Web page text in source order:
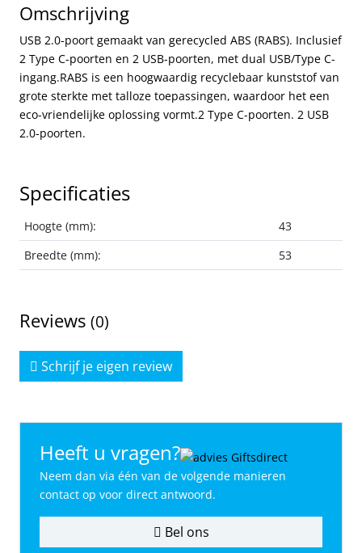
Omschrijving
USB 2.0-poort gemaakt van gerecycled ABS (RABS). Inclusief
2 Type C-poorten en 2 USB-poorten, met dual USB/Type C-
ingang.RABS is een hoogwaardig recyclebaar kunststof van
grote sterkte met talloze toepassingen, waardoor het een
eco-vriendelijke oplossing vormt.2 Type C-poorten. 2 USB
2.0-poorten.
Specificaties
Hoogte (mm):
43
Breedte (mm):
53
Reviews (0)
Schrijf je eigen review
Heeft u vragen?
Neem dan via één van de volgende manieren
contact op voor direct antwoord.
Bel ons